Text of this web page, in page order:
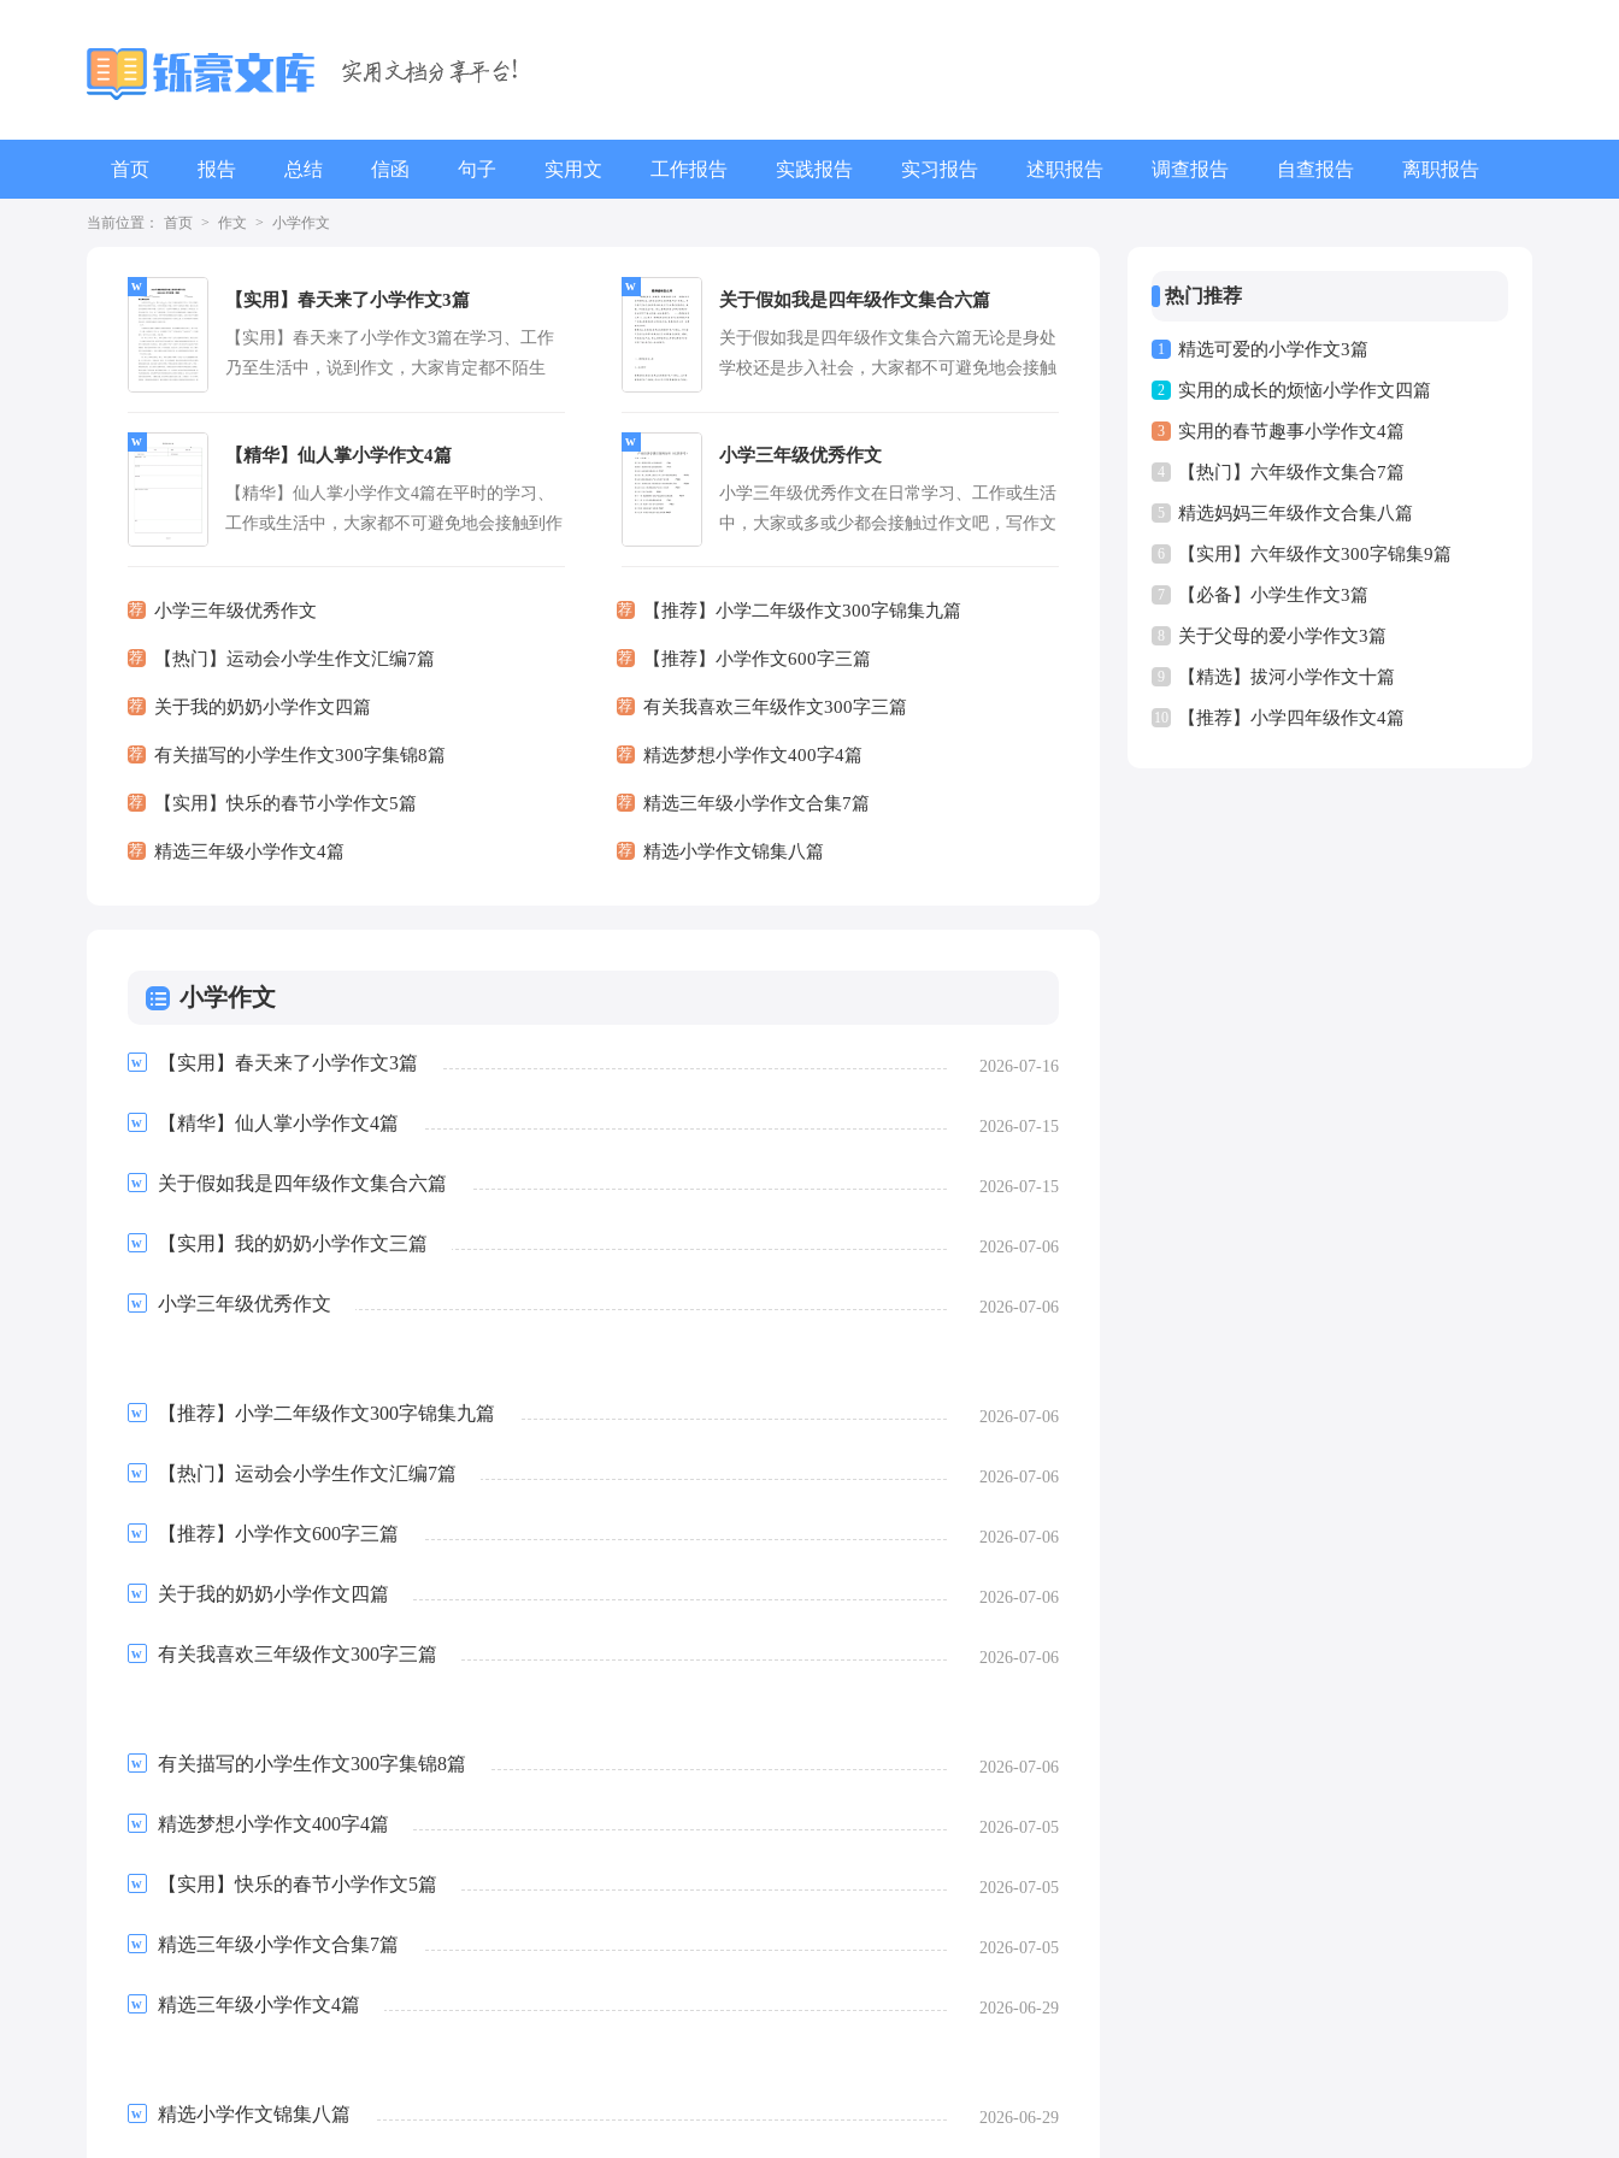
首页 报告 总结 信函 句子 实用文 工作报告 实践报告 实习报告 述职报告 调查报告 自查报告 离职报告
辞职报告
当前位置： 首页 > 作文 > 小学作文
【实用】春天来了小学作文3篇
【实用】春天来了小学作文3篇在学习、工作
乃至生活中，说到作文，大家肯定都不陌生
关于假如我是四年级作文集合六篇
关于假如我是四年级作文集合六篇无论是身处
学校还是步入社会，大家都不可避免地会接触
【精华】仙人掌小学作文4篇
【精华】仙人掌小学作文4篇在平时的学习、
工作或生活中，大家都不可避免地会接触到作
小学三年级优秀作文
小学三年级优秀作文在日常学习、工作或生活
中，大家或多或少都会接触过作文吧，写作文
荐
小学三年级优秀作文 荐 【推荐】小学二年级作文300字锦集九篇
荐 【热门】运动会小学生作文汇编7篇 荐 【推荐】小学作文600字三篇
荐 关于我的奶奶小学作文四篇 荐 有关我喜欢三年级作文300字三篇
荐 有关描写的小学生作文300字集锦8篇 荐 精选梦想小学作文400字4篇
荐 【实用】快乐的春节小学作文5篇 荐 精选三年级小学作文合集7篇
荐 精选三年级小学作文4篇 荐 精选小学作文锦集八篇
小学作文
【实用】春天来了小学作文3篇 2026-07-16
【精华】仙人掌小学作文4篇 2026-07-15
关于假如我是四年级作文集合六篇 2026-07-15
【实用】我的奶奶小学作文三篇 2026-07-06
小学三年级优秀作文 2026-07-06
【推荐】小学二年级作文300字锦集九篇 2026-07-06
【热门】运动会小学生作文汇编7篇 2026-07-06
【推荐】小学作文600字三篇 2026-07-06
关于我的奶奶小学作文四篇 2026-07-06
有关我喜欢三年级作文300字三篇 2026-07-06
有关描写的小学生作文300字集锦8篇 2026-07-06
精选梦想小学作文400字4篇 2026-07-05
【实用】快乐的春节小学作文5篇 2026-07-05
精选三年级小学作文合集7篇 2026-07-05
精选三年级小学作文4篇 2026-06-29
精选小学作文锦集八篇 2026-06-29
热门推荐
1 精选可爱的小学作文3篇
2 实用的成长的烦恼小学作文四篇
3 实用的春节趣事小学作文4篇
4 【热门】六年级作文集合7篇
5 精选妈妈三年级作文合集八篇
6 【实用】六年级作文300字锦集9篇
7 【必备】小学生作文3篇
8 关于父母的爱小学作文3篇
9 【精选】拔河小学作文十篇
10 【推荐】小学四年级作文4篇